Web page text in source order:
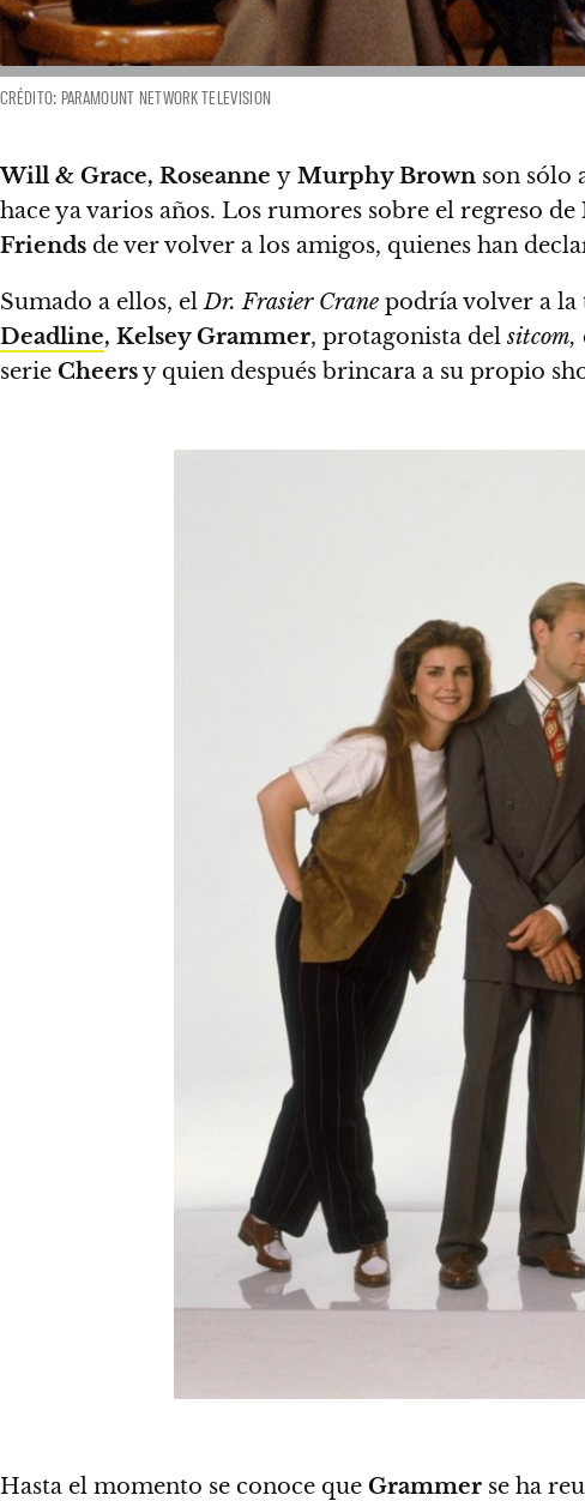
CRÉDITO: PARAMOUNT NETWORK TELEVISION
Will & Grace, Roseanne y Murphy Brown son sólo
hace ya varios años. Los rumores sobre el regreso de
Friends de ver volver a los amigos, quienes han
Sumado a ellos, elDr. Frasier Crane podría volver a la
Deadline, Kelsey Grammer, protagonista delsitcom,
serie Cheersy quien después brincara a su propio
Hasta el momento se conoce que Grammer se ha